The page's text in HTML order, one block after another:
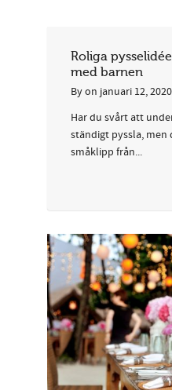
Roliga
med barnen
Byon januari 12, 2020
Har du svårt att
ständigt pyssla,
småklipp från...